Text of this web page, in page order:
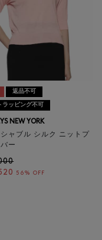
返品不可
ラッピング不可
NEW YORK
ャブル シルク ニットプ
ー
56% OFF